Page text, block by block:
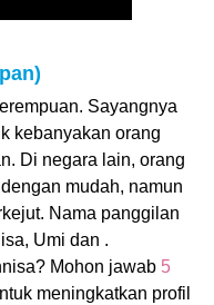
Sayangnya
kebanyakan orang
Di negara lain, orang
mudah, namun
Nama panggilan
Umi dan .
Mohon jawab 5
meningkatkan profil